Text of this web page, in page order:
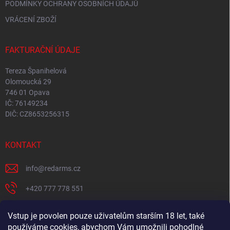
Vstup je povolen pouze uživatelům starším 18 let, také
používáme cookies, abychom Vám umožnili pohodlné
PODMÍNKY OCHRANY OSOBNÍCH ÚDAJŮ
VRÁCENÍ ZBOŽÍ
FAKTURAČNÍ ÚDAJE
Tereza Španihelová
Olomoucká 29
746 01 Opava
IČ: 76149234
DIČ: CZ8653256315
KONTAKT
info@redarms.cz
+420 777 778 551
redarms_cz/